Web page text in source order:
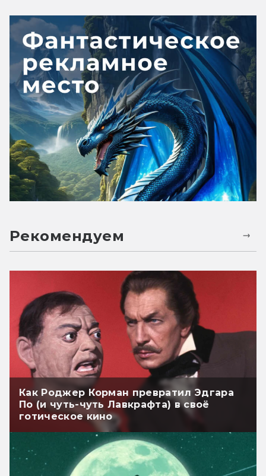
Рекомендуем
Как Роджер Корман превратил Эдгара
По (и чуть-чуть Лавкрафта) в своё
готическое кино